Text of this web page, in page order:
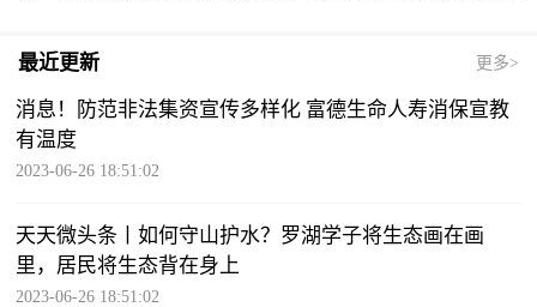
最近更新 更多>
消息！防范非法集资宣传多样化 富德生命人寿消保宣教
有温度
2023-06-26 18:51:02
天天微头条丨如何守山护水？罗湖学子将生态画在画
里，居民将生态背在身上
2023-06-26 18:51:02